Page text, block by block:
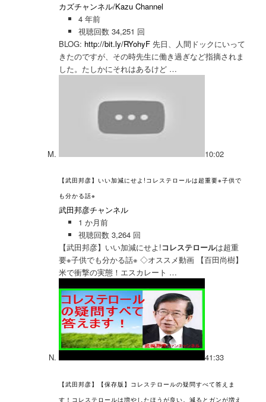
カズチャンネル/Kazu Channel
4 年前
視聴回数 34,251 回
BLOG: http://bit.ly/RYohyF 先日、人間ドックにいって
きたのですが、その時先生に働き過ぎなど指摘されま
した。たしかにそれはあるけど …
10:02
【武田邦彦】いい加減にせよ!コレステロールは超重要※子供で
も分かる話※
武田邦彦チャンネル
1 か月前
視聴回数 3,264 回
【武田邦彦】いい加減にせよ!コレステロールは超重
要※子供でも分かる話※ ◇オススメ動画 【百田尚樹】
米で衝撃の実態！エスカレート …
41:33
【武田邦彦】【保存版】コレステロールの疑問すべて答えま
す！コレステロールは増やしたほうが良い。減るとガンが増え